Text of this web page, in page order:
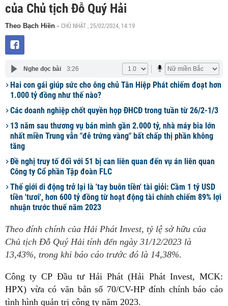
của Chủ tịch Đỗ Quý Hải
Theo Bạch Hiền - CHỦ NHẬT , 25/02/2024, 14:19
Nghe đọc bài 3:26
Hai con gái giúp sức cho ông chủ Tân Hiệp Phát chiếm đoạt hơn
1.000 tỷ đồng như thế nào?
Các doanh nghiệp chốt quyền họp ĐHCĐ trong tuần từ 26/2-1/3
13 năm sau thương vụ bán mình gần 2.000 tỷ, nhà máy bia lớn
nhất miền Trung vẫn "đẻ trứng vàng" bất chấp thị phần không
tăng
Đề nghị truy tố đối với 51 bị can liên quan đến vụ án liên quan
Công ty Cổ phần Tập đoàn FLC
Thế giới di động trở lại là 'tay buôn tiền' tài giỏi: Cầm 1 tỷ USD
tiền 'tươi', hơn 600 tỷ đồng từ hoạt động tài chính chiếm 89% lợi
nhuận trước thuế năm 2023
Theo đính chính của Hải Phát Invest, tỷ lệ sở hữu của
Chủ tịch Đỗ Quý Hải tính đến ngày 31/12/2023 là
13,43%, trong khi báo cáo trước đó là 14,38%.
Công ty CP Đầu tư Hải Phát (Hải Phát Invest, MCK:
HPX) vừa có văn bản số 70/CV-HP đính chính báo cáo
tình hình quản trị công ty năm 2023.